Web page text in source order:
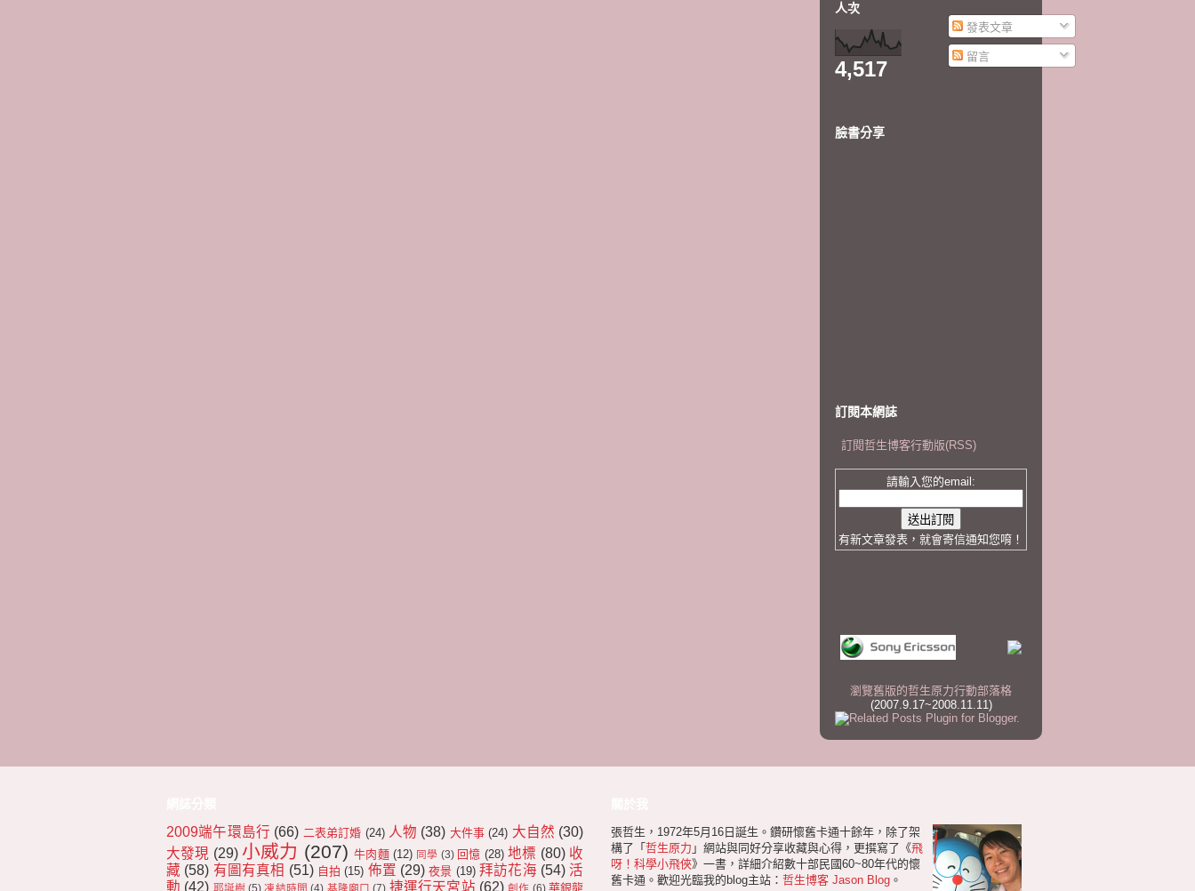
人次
4,517
發表文章
留言
臉書分享
訂閱本網誌
訂閱哲生博客行動版(RSS)
請輸入您的email:
有新文章發表，就會寄信通知您唷！
瀏覽舊版的哲生原力行動部落格
(2007.9.17~2008.11.11)
2009端午環島行 (66) 二表弟訂婚 (24) 人物 (38) 大件事 (24) 大自然 (30)
大發現 (29) 小威力 (207) 牛肉麵 (12) 同學 (3) 回憶 (28) 地標 (80) 收
藏 (58) 有圖有真相 (51) 自拍 (15) 佈置 (29) 夜景 (19) 拜訪花海 (54) 活
動 (42) 耶誕樹 (5) 凍結時間 (4) 基隆廟口 (7) 捷運行天宮站 (62) 創作 (6) 華銀龍
張哲生，1972年5月16日誕生。鑽研懷舊卡通十餘年，除了架
構了「 哲生原力 」網站與同好分享收藏與心得，更撰寫了《飛
呀！科學小飛俠》一書，詳細介紹數十部民國60~80年代的懷
舊卡通。歡迎光臨我的blog主站： 哲生博客 Jason Blog 。